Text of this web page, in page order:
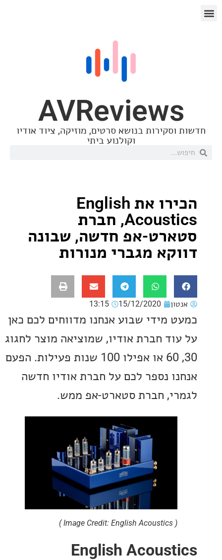
בנושא סרטים, מוזיקה, ציוד אודיו
וקולנוע ביתי
הכירו את English
Acoustics, חברת
אפ חדשה, שבונה
מגברי מנורות
15/12/2020
13:15
מידי שבוע אנחנו מדווחים לכם כאן
חברת אודיו, שמוציאה מוצר לחגוג
30, 60 או אפילו 100 שנות פעילות. הפעם
נספר לכם על חברת אודיו חדשה
חברת סטארט-אפ ממש.
English